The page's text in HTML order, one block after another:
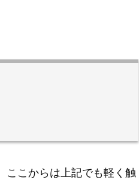
ここからは上記でも軽く触